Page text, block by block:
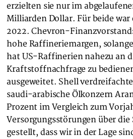
erzielten sie nur im
Milliarden Dollar. Für beide
2022. Chevron-
hohe Raffineriemargen,
hat US-Raffinerien nahezu an
Kraftstoffnachfrage zu
ausgeweitet. Shell
saudi-arabische Ölkonzern
Prozent im Vergleich zum
Versorgungsstörungen über
gestellt, dass wir in der Lage